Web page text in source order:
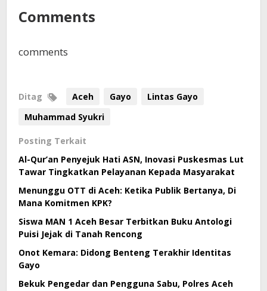
Comments
comments
Ditag Aceh Gayo
Lintas Gayo
Muhammad Syukri
Posting Terkait
Al-Qur’an Penyejuk Hati ASN, Inovasi Puskesmas Lut
Tawar Tingkatkan Pelayanan Kepada Masyarakat
Menunggu OTT di Aceh: Ketika Publik Bertanya, Di
Mana Komitmen KPK?
Siswa MAN 1 Aceh Besar Terbitkan Buku Antologi
Puisi Jejak di Tanah Rencong
Onot Kemara: Didong Benteng Terakhir Identitas
Gayo
Bekuk Pengedar dan Pengguna Sabu, Polres Aceh